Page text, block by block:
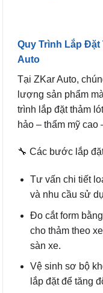
Quy Trình Lắp Đặt
Auto
Tại ZKar Auto,
lượng sản phẩm
trình lắp đặt thảm
hảo – thẩm mỹ cao
🔧 Các bước lắp
Tư vấn chi tiết
và nhu cầu sử
Đo cắt form
cho thảm theo
sàn xe.
Vệ sinh sơ bộ
lắp đặt để tăng